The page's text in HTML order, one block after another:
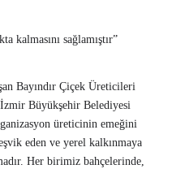
kalmasını sağlamıştır”
Bayındır Çiçek Üreticileri
Büyükşehir Belediyesi
üreticinin emeğini
eden ve yerel kalkınmaya
Her birimiz bahçelerinde,